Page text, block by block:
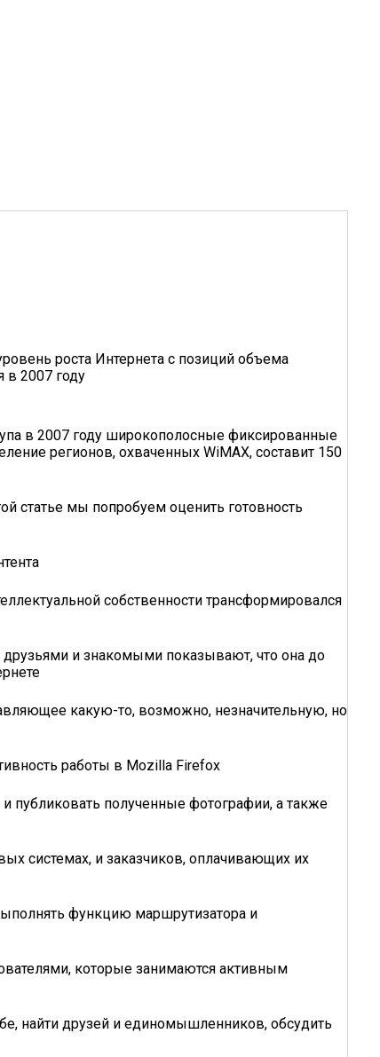
роста Интернета с позиций объема
в 2007 году
в 2007 году широкополосные фиксированные
регионов, охваченных WiMAX, составит 150
статье мы попробуем оценить готовность
собственности трансформировался
друзьями и знакомыми показывают, что она до
какую-то, возможно, незначительную, но
работы в Mozilla Firefox
публиковать полученные фотографии, а также
системах, и заказчиков, оплачивающих их
функцию маршрутизатора и
которые занимаются активным
найти друзей и единомышленников, обсудить